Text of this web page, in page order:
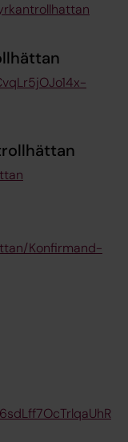
Konfirmand-